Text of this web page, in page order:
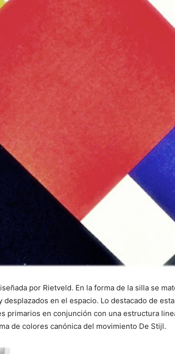
por Rietveld. En la forma de la silla se
en el espacio. Lo destacado de
primarios en conjunción con una estructura
de colores canónica del movimiento De Stijl.